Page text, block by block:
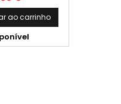
Páginas
ao carrinho